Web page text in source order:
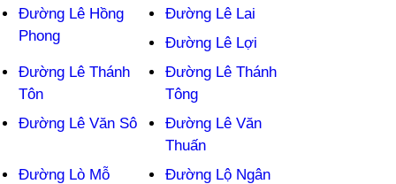
Đường Lê Hồng
Phong
Đường Lê Lai
Đường Lê Lợi
Đường Lê Thánh
Tôn
Đường Lê Thánh
Tông
Đường Lê Văn Sô
Đường Lê Văn
Thuấn
Đường Lò Mỗ
Đường Lộ Ngân